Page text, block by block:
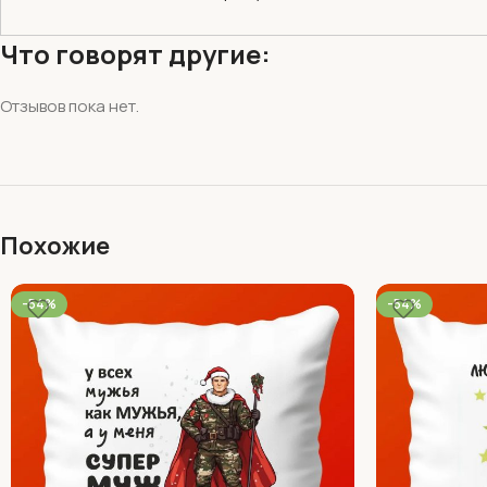
Что говорят другие:
Отзывов пока нет.
Похожие
-54% -54%